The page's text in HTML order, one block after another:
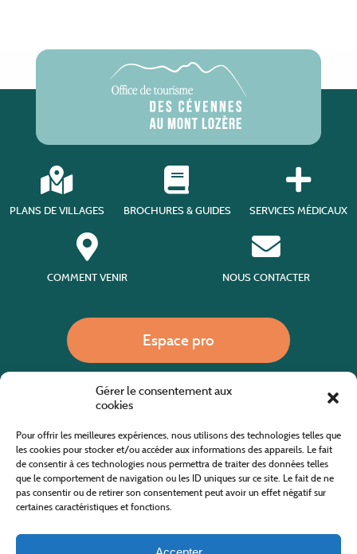
Gérer le consentement aux
cookies
Pour offrir les meilleures expériences, nous utilisons des technologies telles que
les cookies pour stocker et/ou accéder aux informations des appareils. Le fait
de consentir à ces technologies nous permettra de traiter des données telles
que le comportement de navigation ou les ID uniques sur ce site. Le fait de ne
pas consentir ou de retirer son consentement peut avoir un effet négatif sur
certaines caractéristiques et fonctions.
PLANS DE VILLAGES BROCHURES & GUIDES SERVICES MÉDICAUX
COMMENT VENIR NOUS CONTACTER
Espace pro
Site internet cofinancé par le fonds européen agricole pour le développement rural
L'Europe investit dans les zones rurales